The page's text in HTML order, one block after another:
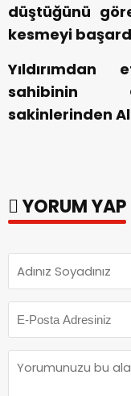
düştüğünü
kesmeyi
sahibinin
sakinlerinden
YORUM YAP